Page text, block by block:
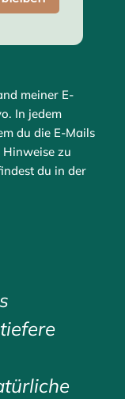
meiner E-
In jedem
du die E-Mails
zu
du in der